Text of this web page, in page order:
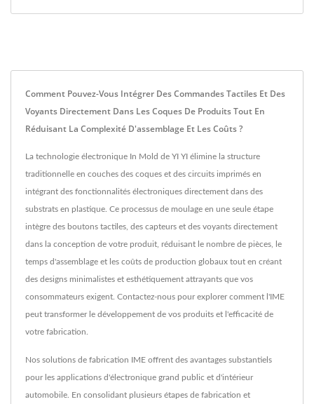
Comment Pouvez-Vous Intégrer Des Commandes Tactiles Et Des
Voyants Directement Dans Les Coques De Produits Tout En
Réduisant La Complexité D'assemblage Et Les Coûts ?
La technologie électronique In Mold de YI YI élimine la structure
traditionnelle en couches des coques et des circuits imprimés en
intégrant des fonctionnalités électroniques directement dans des
substrats en plastique. Ce processus de moulage en une seule étape
intègre des boutons tactiles, des capteurs et des voyants directement
dans la conception de votre produit, réduisant le nombre de pièces, le
temps d'assemblage et les coûts de production globaux tout en créant
des designs minimalistes et esthétiquement attrayants que vos
consommateurs exigent. Contactez-nous pour explorer comment l'IME
peut transformer le développement de vos produits et l'efficacité de
votre fabrication.
Nos solutions de fabrication IME offrent des avantages substantiels
pour les applications d'électronique grand public et d'intérieur
automobile. En consolidant plusieurs étapes de fabrication et